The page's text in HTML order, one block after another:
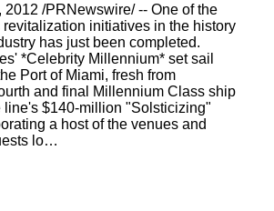
2012 /PRNewswire/ -- One of the
revitalization initiatives in the history
has just been completed.
*Celebrity Millennium* set sail
Port of Miami, fresh from
and final Millennium Class ship
line's $140-million "Solsticizing"
a host of the venues and
lo…